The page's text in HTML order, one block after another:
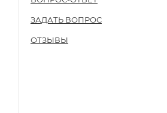
ЗАДАТЬ ВОПРОС
ОТЗЫВЫ